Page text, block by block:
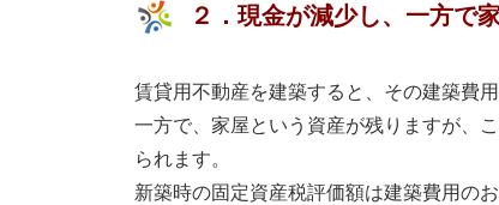
２．現金が減少し、一方で
賃貸用不動産を建築すると、その建築費
一方で、家屋という資産が残りますが、
られます。
新築時の固定資産税評価額は建築費用の